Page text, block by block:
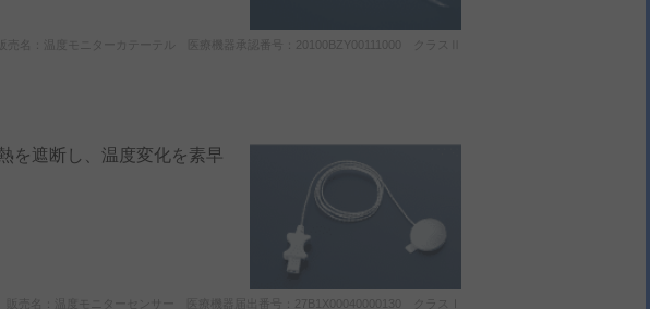
売名：温度モニターカテーテル 医療機器承認番号：20100BZY00111000 クラスⅡ
を遮断し、温度変化を素早
販売名：温度モニターセンサー 医療機器届出番号：27B1X00040000130 クラスⅠ